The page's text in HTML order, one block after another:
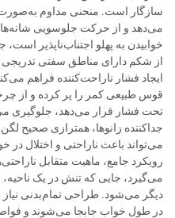
سازگار است. منحنی مداوم به‌صورت
می‌دهد و از حرکت جلوسویی
خوابیدن به پهلو اجتناب‌ناپذیر
از شکم دارای مناطق سفتی تدریجی
ایجاد فشار ناراحت‌کننده فراهم
قوس طبیعی کمر را پر کرده و از
تحت فشار قرار می‌دهد، جلوگیری
جداکننده زانوها، همترازی صحیح
می‌تواند باعث ناراحتی و اختلال
رویکرد جامع، ماهیت متقابل
می‌گیرد، جایی که تنش در یک
دیگر می‌شود. طراحی تمام‌بدنی نیاز
در طول خواب جابجا می‌شوند و